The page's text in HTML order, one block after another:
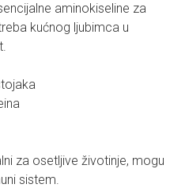
aminokiseline za
kućnog ljubimca u
za osetljive životinje, mogu
sistem.